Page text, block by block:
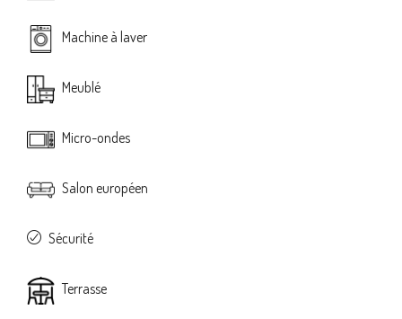
Machine à laver
Meublé
Micro-ondes
Salon européen
Sécurité
Terrasse